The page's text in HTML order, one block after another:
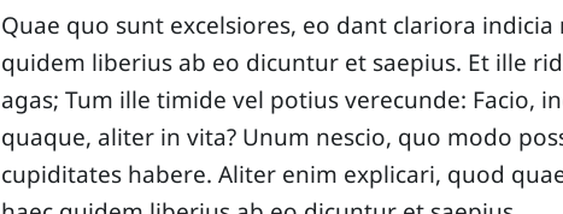
Quae quo sunt excelsiores, eo dant clariora indicia
quidem liberius ab eo dicuntur et saepius. Et ille
agas; Tum ille timide vel potius verecunde: Facio,
quaque, aliter in vita? Unum nescio, quo modo
cupiditates habere. Aliter enim explicari, quod